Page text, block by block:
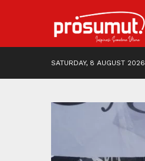
SATURDAY, 8 AUGUST 2026